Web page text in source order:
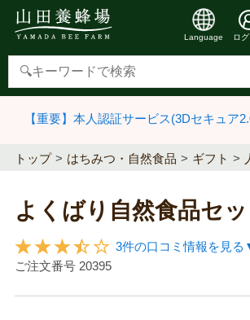
Language ロ
【重要】本人認証サービス(3Dセキュア
トップ はちみつ・自然食品 ギフト
よくばり自然食品セッ
3件の口コミ情報を見る
ご注文番号 20395